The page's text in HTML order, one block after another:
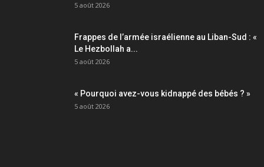
5 août 2026
Frappes de l’armée israélienne au Liban-Sud : «
Le Hezbollah a...
5 août 2026
« Pourquoi avez-vous kidnappé des bébés ? »
5 août 2026